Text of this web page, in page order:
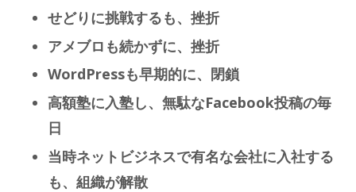
せどりに挑戦するも、挫折
アメブロも続かずに、挫折
WordPressも早期的に、閉鎖
高額塾に入塾し、無駄なFacebook投稿の毎
日
当時ネットビジネスで有名な会社に入社する
も、組織が解散